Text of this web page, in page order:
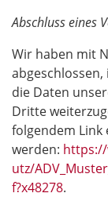
Abschluss eines
Wir haben mit
die Daten
Dritte
folgendem Link
werden:
utz/
f?x48278.